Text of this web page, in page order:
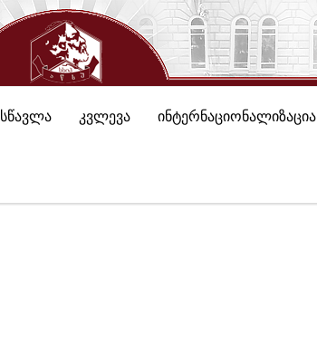
სწავლა კვლევა ინტერნაციონალიზაცია